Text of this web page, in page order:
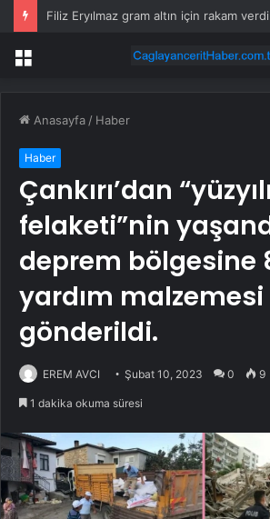
Menü
Anasayfa / Haber
Haber
Çankırı’dan
felaketi”nin
deprem bölgesine
yardım malzemesi
gönderildi.
EREM AVCI Şubat 10, 2023 0 9
1 dakika okuma süresi